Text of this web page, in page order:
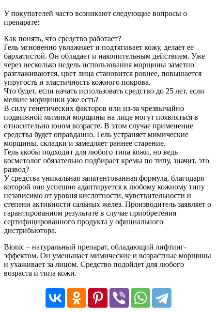
У покупателей часто возникают следующие вопросы о
препарате:
Как понять, что средство работает?
Гель мгновенно увлажняет и подтягивает кожу, делает ее
бархатистой. Он обладает и накопительным действием. Уже
через несколько недель использования морщины заметно
разглаживаются, цвет лица становится ровнее, повышается
упругость и эластичность кожного покрова.
Что будет, если начать использовать средство до 25 лет, если
мелкие морщинки уже есть?
В силу генетических факторов или из-за чрезвычайно
подвижной мимики морщины на лице могут появляться в
относительно юном возрасте. В этом случае применение
средства будет оправданно. Гель устраняет мимические
морщины, складки и замедляет раннее старение.
Гель якобы подходит для любого типа кожи, но ведь
косметолог обязательно подбирает кремы по типу, значит, это
развод?
У средства уникальная запатентованная формула, благодаря
которой оно успешно адаптируется к любому кожному типу
независимо от уровня кислотности, чувствительности и
степени активности сальных желез. Производитель заявляет о
гарантированном результате в случае приобретения
сертифицированного продукта у официального
дистрибьютора.
Bionic – натуральный препарат, обладающий лифтинг-
эффектом. Он уменьшает мимические и возрастные морщины
и ухаживает за лицом. Средство подойдет для любого
возраста и типа кожи.